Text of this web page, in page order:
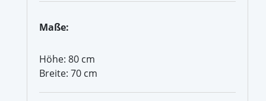
Maße:
Höhe: 80 cm
Breite: 70 cm